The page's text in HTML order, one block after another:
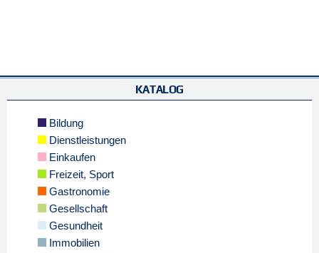
KATALOG
Bildung
Dienstleistungen
Einkaufen
Freizeit, Sport
Gastronomie
Gesellschaft
Gesundheit
Immobilien